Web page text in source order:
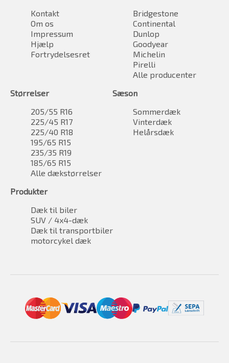
Kontakt
Om os
Impressum
Hjælp
Fortrydelsesret
Bridgestone
Continental
Dunlop
Goodyear
Michelin
Pirelli
Alle producenter
Størrelser
205/55 R16
225/45 R17
225/40 R18
195/65 R15
235/35 R19
185/65 R15
Alle dækstørrelser
Sæson
Sommerdæk
Vinterdæk
Helårsdæk
Produkter
Dæk til biler
SUV / 4x4-dæk
Dæk til transportbiler
motorcykel dæk